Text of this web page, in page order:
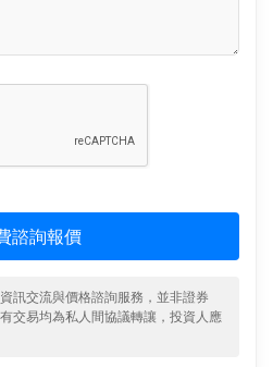
諮詢報價
訊交流與價格諮詢服務，並非證券
交易均為私人間協議轉讓，投資人應